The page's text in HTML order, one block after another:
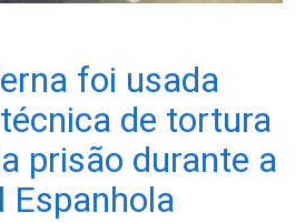
foi usada
de tortura
prisão durante a
Espanhola